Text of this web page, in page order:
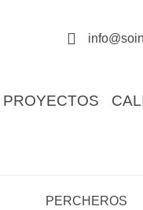
PROYECTOS
PERCHEROS